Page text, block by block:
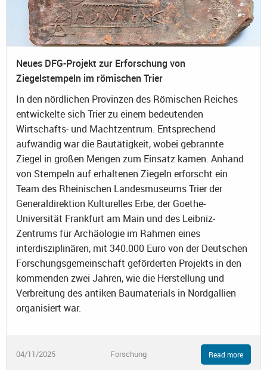
Neues DFG-Projekt zur Erforschung von
Ziegelstempeln im römischen Trier
In den nördlichen Provinzen des Römischen Reiches
entwickelte sich Trier zu einem bedeutenden
Wirtschafts- und Machtzentrum. Entsprechend
aufwändig war die Bautätigkeit, wobei gebrannte
Ziegel in großen Mengen zum Einsatz kamen. Anhand
von Stempeln auf erhaltenen Ziegeln erforscht ein
Team des Rheinischen Landesmuseums Trier der
Generaldirektion Kulturelles Erbe, der Goethe-
Universität Frankfurt am Main und des Leibniz-
Zentrums für Archäologie im Rahmen eines
interdisziplinären, mit 340.000 Euro von der Deutschen
Forschungsgemeinschaft geförderten Projekts in den
kommenden zwei Jahren, wie die Herstellung und
Verbreitung des antiken Baumaterials in Nordgallien
organisiert war.
04/11/2025 Forschung Read more